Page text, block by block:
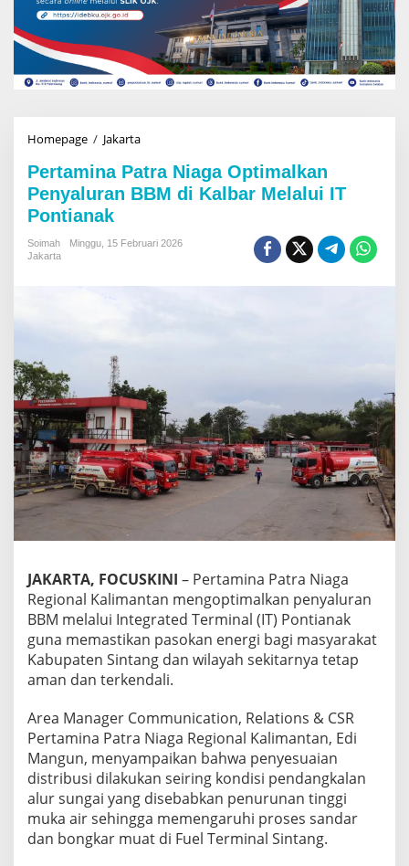
Homepage / Jakarta
r
t
a
i
P
i
a
g
a
O
p
t
i
a
n
P
e
n
y
a
u
a
n
B
B
M
d
i
Pertamina Patra Niaga Optimalkan
Penyaluran BBM di Kalbar Melalui IT
Pontianak
Soimah
Minggu, 15 Februari 2026
Jakarta
JAKARTA, FOCUSKINI – Pertamina Patra Niaga
Regional Kalimantan mengoptimalkan penyaluran
BBM melalui Integrated Terminal (IT) Pontianak
guna memastikan pasokan energi bagi masyarakat
Kabupaten Sintang dan wilayah sekitarnya tetap
aman dan terkendali.
Area Manager Communication, Relations & CSR
Pertamina Patra Niaga Regional Kalimantan, Edi
Mangun, menyampaikan bahwa penyesuaian
distribusi dilakukan seiring kondisi pendangkalan
alur sungai yang disebabkan penurunan tinggi
muka air sehingga memengaruhi proses sandar
dan bongkar muat di Fuel Terminal Sintang.